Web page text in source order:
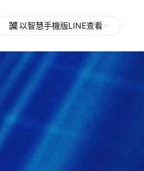
以智慧手機版LINE查看